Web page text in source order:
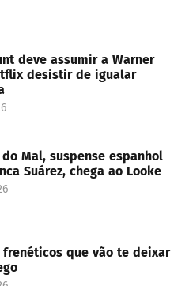
deve assumir a Warner
desistir de igualar
do Mal, suspense espanhol
Suárez, chega ao Looke
que vão te deixar